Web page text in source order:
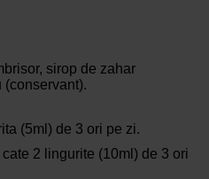
sirop de zahar
(conservant).
(5ml) de 3 ori pe zi.
2 lingurite (10ml) de 3 ori